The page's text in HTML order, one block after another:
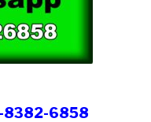
8382-6858